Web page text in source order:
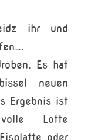
ihr und
Es hat
neuen
Ergebnis ist
Lotte
oder